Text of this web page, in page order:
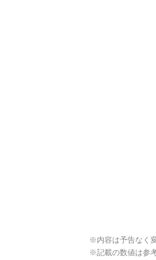
※内容は予告なく
※記載の数値は参